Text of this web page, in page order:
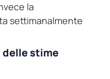
la
settimanalmente
stime